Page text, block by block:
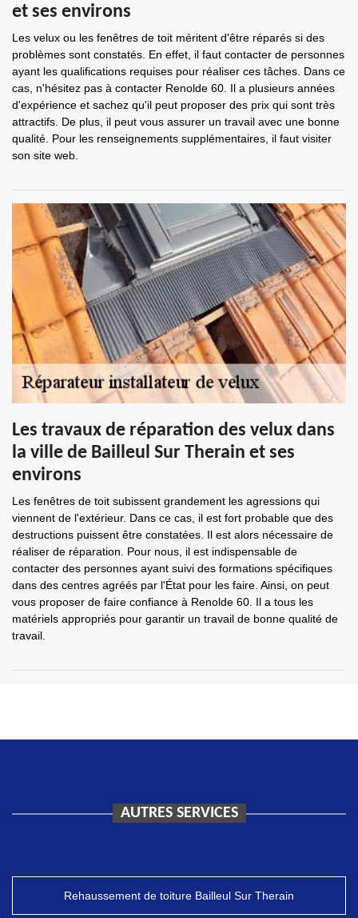
et ses environs
Les velux ou les fenêtres de toit méritent d'être réparés si des
problèmes sont constatés. En effet, il faut contacter de personnes
ayant les qualifications requises pour réaliser ces tâches. Dans ce
cas, n'hésitez pas à contacter Renolde 60. Il a plusieurs années
d'expérience et sachez qu'il peut proposer des prix qui sont très
attractifs. De plus, il peut vous assurer un travail avec une bonne
qualité. Pour les renseignements supplémentaires, il faut visiter
son site web.
Les travaux de réparation des velux dans
la ville de Bailleul Sur Therain et ses
environs
Les fenêtres de toit subissent grandement les agressions qui
viennent de l'extérieur. Dans ce cas, il est fort probable que des
destructions puissent être constatées. Il est alors nécessaire de
réaliser de réparation. Pour nous, il est indispensable de
contacter des personnes ayant suivi des formations spécifiques
dans des centres agréés par l'État pour les faire. Ainsi, on peut
vous proposer de faire confiance à Renolde 60. Il a tous les
matériels appropriés pour garantir un travail de bonne qualité de
travail.
AUTRES SERVICES
Rehaussement de toiture Bailleul Sur Therain